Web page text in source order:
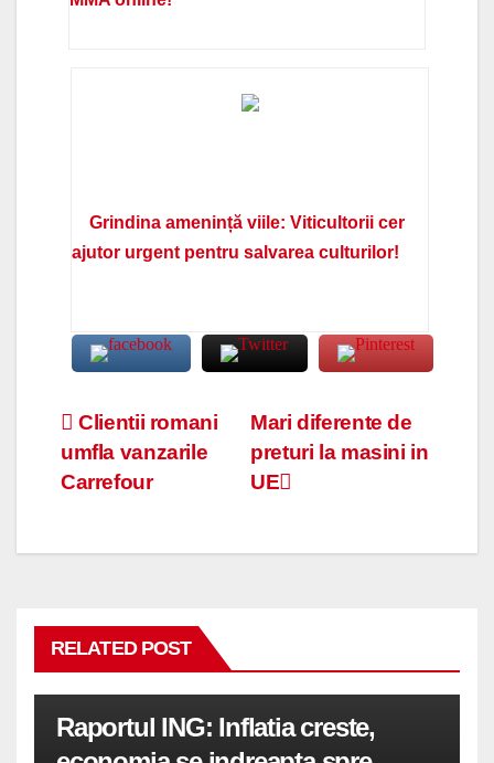
Grindina amenință viile: Viticultorii cer
ajutor urgent pentru salvarea culturilor!
Navigare
în
Mari diferente de
preturi la masini in
UE
Clientii romani
umfla vanzarile
Carrefour
RELATED POST
Raportul ING: Inflatia creste,